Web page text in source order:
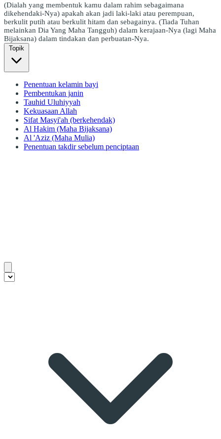
(Dialah yang membentuk kamu dalam rahim sebagaimana
dikehendaki-Nya) apakah akan jadi laki-laki atau perempuan,
berkulit putih atau berkulit hitam dan sebagainya. (Tiada Tuhan
melainkan Dia Yang Maha Tangguh) dalam kerajaan-Nya (lagi Maha
Bijaksana) dalam tindakan dan perbuatan-Nya.
Topik
Penentuan kelamin bayi
Pembentukan janin
Tauhid Uluhiyyah
Kekuasaan Allah
Sifat Masyi'ah (berkehendak)
Al Hakim (Maha Bijaksana)
Al 'Aziz (Maha Mulia)
Penentuan takdir sebelum penciptaan